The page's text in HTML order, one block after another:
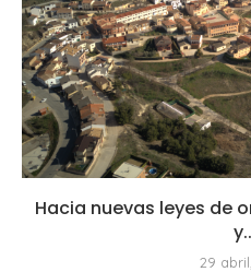
Hacia nuevas leyes de
29